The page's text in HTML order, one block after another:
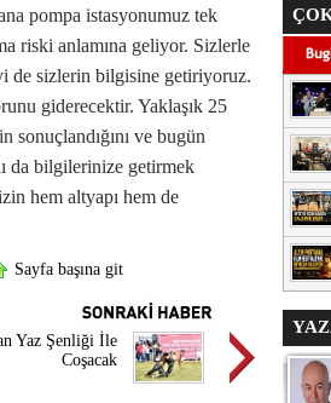
pompa istasyonumuz tek
riski anlamına geliyor. Sizlerle
de sizlerin bilgisine getiriyoruz.
giderecektir. Yaklaşık 25
ve bugün
da bilgilerinize getirmek
hem altyapı hem de
Sayfa başına git
Yaz Şenliği İle
Coşacak